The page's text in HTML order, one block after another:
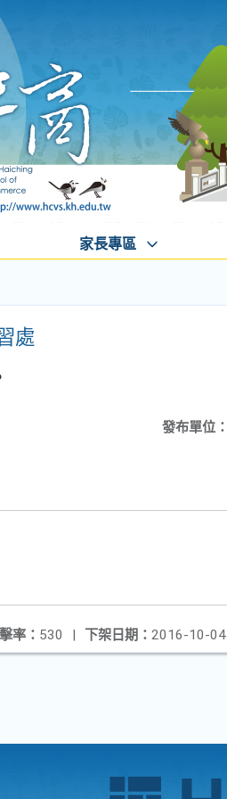
家長專區
處
發布單位：
下架日期： 2016-10-04
率： 530 |